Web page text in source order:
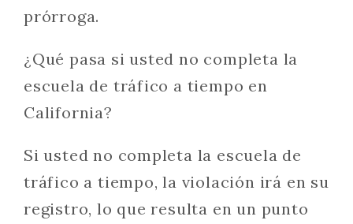
prórroga.
¿Qué pasa si usted no completa la
escuela de tráfico a tiempo en
California?
Si usted no completa la escuela de
tráfico a tiempo, la violación irá en su
registro, lo que resulta en un punto